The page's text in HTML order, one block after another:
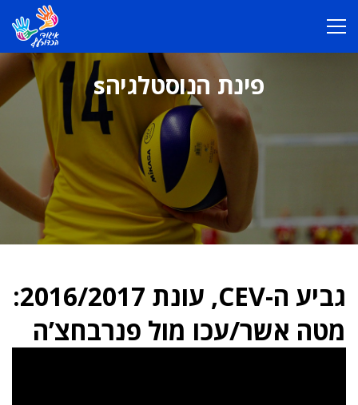
פינת הנוסטלגיהs
גביע ה-CEV, עונת 2016/2017:
מטה אשר/עכו מול פנרבחצ’ה